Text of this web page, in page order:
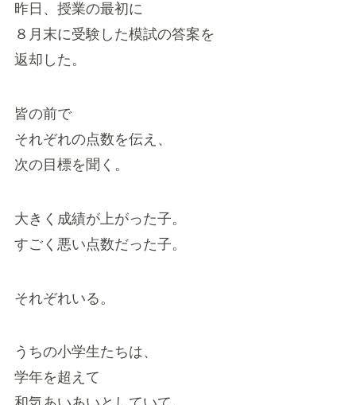
昨日、授業の最初に
８月末に受験した模試の答案を
返却した。
皆の前で
それぞれの点数を伝え、
次の目標を聞く。
大きく成績が上がった子。
すごく悪い点数だった子。
それぞれいる。
うちの小学生たちは、
学年を超えて